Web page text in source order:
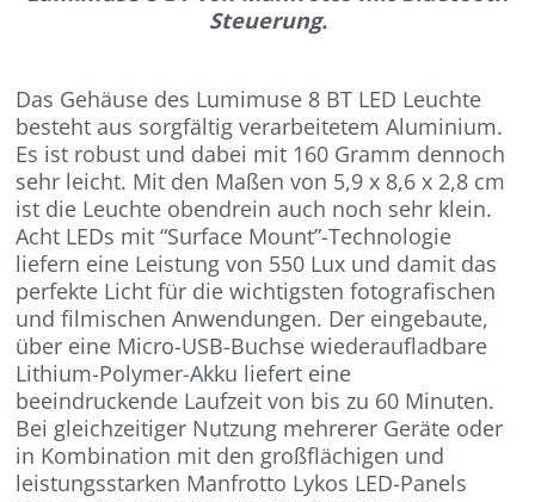
Steuerung.
Das Gehäuse des Lumimuse 8 BT LED Leuchte
besteht aus sorgfältig verarbeitetem Aluminium.
Es ist robust und dabei mit 160 Gramm dennoch
sehr leicht. Mit den Maßen von 5,9 x 8,6 x 2,8 cm
ist die Leuchte obendrein auch noch sehr klein.
Acht LEDs mit “Surface Mount”-Technologie
liefern eine Leistung von 550 Lux und damit das
perfekte Licht für die wichtigsten fotografischen
und filmischen Anwendungen. Der eingebaute,
über eine Micro-USB-Buchse wiederaufladbare
Lithium-Polymer-Akku liefert eine
beeindruckende Laufzeit von bis zu 60 Minuten.
Bei gleichzeitiger Nutzung mehrerer Geräte oder
in Kombination mit den großflächigen und
leistungsstarken Manfrotto Lykos LED-Panels